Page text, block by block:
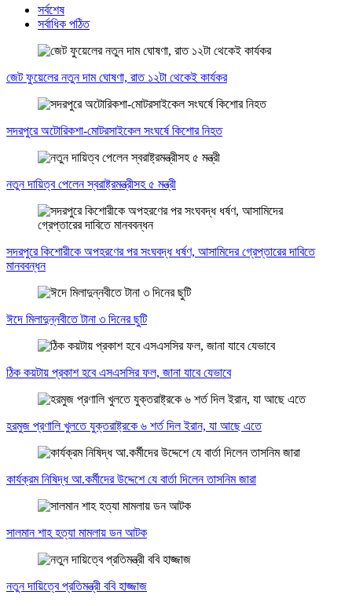
সর্বশেষ
সর্বাধিক পঠিত
জেট ফুয়েলের নতুন দাম ঘোষণা, রাত ১২টা থেকেই কার্যকর
সদরপুরে অটোরিকশা-মোটরসাইকেল সংঘর্ষে কিশোর নিহত
নতুন দায়িত্ব পেলেন স্বরাষ্ট্রমন্ত্রীসহ ৫ মন্ত্রী
সদরপুরে কিশোরীকে অপহরণের পর সংঘবদ্ধ ধর্ষণ, আসামিদের গ্রেপ্তারের দাবিতে
মানববন্ধন
ঈদে মিলাদুন্নবীতে টানা ৩ দিনের ছুটি
ঠিক কয়টায় প্রকাশ হবে এসএসসির ফল, জানা যাবে যেভাবে
হরমুজ প্রণালি খুলতে যুক্তরাষ্ট্রকে ৬ শর্ত দিল ইরান, যা আছে এতে
কার্যক্রম নিষিদ্ধ আ.কর্মীদের উদ্দেশে যে বার্তা দিলেন তাসনিম জারা
সালমান শাহ হত্যা মামলায় ডন আটক
নতুন দায়িত্বে প্রতিমন্ত্রী ববি হাজ্জাজ